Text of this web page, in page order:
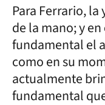
Para Ferrario,
de la mano; y
fundamental el
como en su
actualmente
fundamental